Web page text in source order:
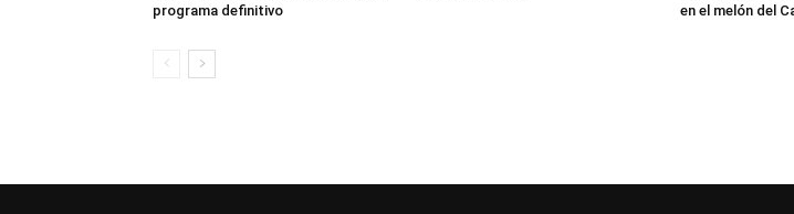
programa definitivo
en el melón del